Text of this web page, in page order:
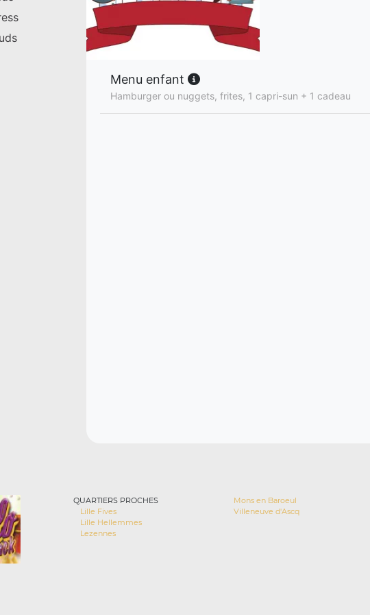
Menu enfant
Hamburger ou nuggets, frites, 1 capri-sun + 1 cadeau
QUARTIERS PROCHES
Lille Fives
Lille Hellemmes
Lezennes
Mons en Baroeul
Villeneuve d'Ascq